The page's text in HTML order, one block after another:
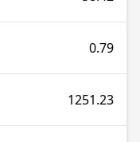
0.79
1251.23